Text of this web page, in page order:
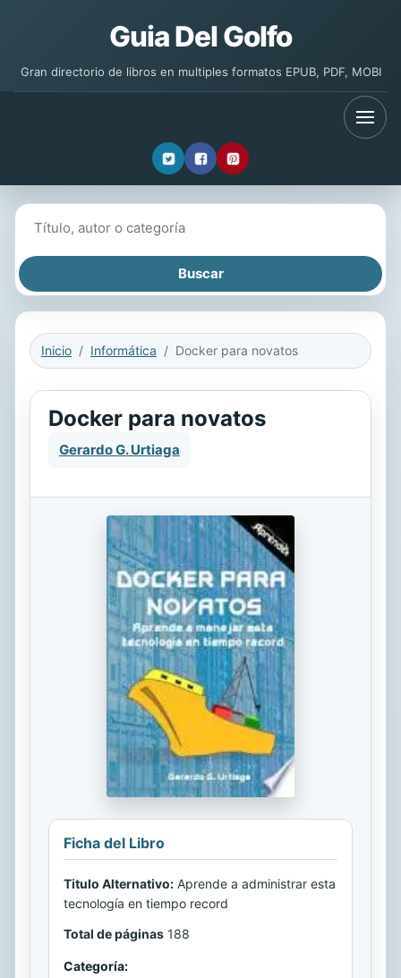
Guia Del Golfo
Gran directorio de libros en multiples formatos EPUB, PDF, MOBI
Inicio Informática Docker para novatos
Docker para novatos
Gerardo G. Urtiaga
Ficha del Libro
Titulo Alternativo: Aprende a administrar esta
tecnología en tiempo record
Total de páginas 188
Categoría: